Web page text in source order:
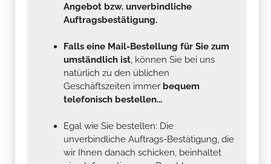
Angebot bzw. unverbindliche
Auftragsbestätigung.
Falls eine Mail-Bestellung für Sie zum
umständlich ist, können Sie bei uns
natürlich zu den üblichen
Geschäftszeiten immer bequem
telefonisch bestellen...
Egal wie Sie bestellen: Die
unverbindliche Auftrags-Bestätigung, die
wir Ihnen danach schicken, beinhaltet